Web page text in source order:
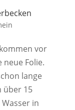
vor
neue Folie.
lange
über 15
in